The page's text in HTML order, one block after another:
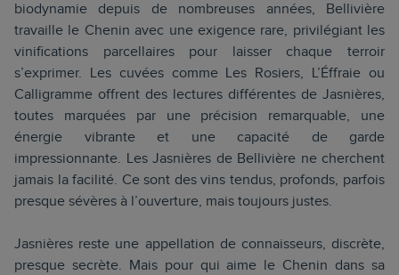
biodynamie depuis de nombreuses années, Bellivière
travaille le Chenin avec une exigence rare, privilégiant les
vinifications parcellaires pour laisser chaque terroir
s’exprimer. Les cuvées comme Les Rosiers, L’Éffraie ou
Calligramme offrent des lectures différentes de Jasnières,
toutes marquées par une précision remarquable, une
énergie vibrante et une capacité de garde
impressionnante. Les Jasnières de Bellivière ne cherchent
jamais la facilité. Ce sont des vins tendus, profonds, parfois
presque sévères à l’ouverture, mais toujours justes.
Jasnières reste une appellation de connaisseurs, discrète,
presque secrète. Mais pour qui aime le Chenin dans sa